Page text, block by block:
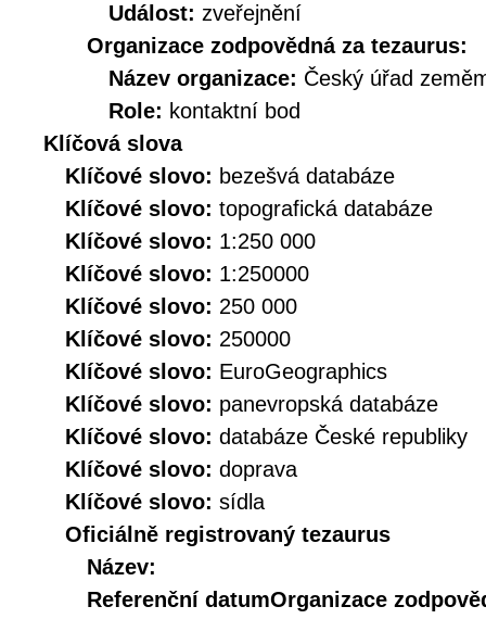
Událost: zveřejnění
Organizace zodpovědná za tezaurus:
Název organizace: Český úřad
Role: kontaktní bod
Klíčová slova
Klíčové slovo: bezešvá databáze
Klíčové slovo: topografická databáze
Klíčové slovo: 1:250 000
Klíčové slovo: 1:250000
Klíčové slovo: 250 000
Klíčové slovo: 250000
Klíčové slovo: EuroGeographics
Klíčové slovo: panevropská databáze
Klíčové slovo: databáze České republiky
Klíčové slovo: doprava
Klíčové slovo: sídla
Oficiálně registrovaný tezaurus
Název:
Referenční datumOrganizace